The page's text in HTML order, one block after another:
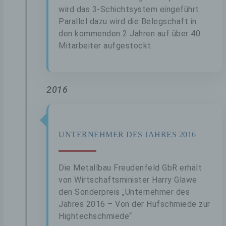
wird das 3-Schichtsystem eingeführt.
Parallel dazu wird die Belegschaft in
den kommenden 2 Jahren auf über 40
Mitarbeiter aufgestockt.
2016
UNTERNEHMER DES JAHRES 2016
Die Metallbau Freudenfeld GbR erhält
von Wirtschaftsminister Harry Glawe
den Sonderpreis „Unternehmer des
Jahres 2016 – Von der Hufschmiede zur
Hightechschmiede“
Durch den Einsatz von Cookies kann den
Nutzern dieser Internetseite nutzerfreundlichere
Services bereitstellen, die ohne die Cookie-
und Angebote auf unserer Internetseite im
ermöglichen uns, wie bereits erwähnt, die
Benutzer unserer Internetseite
wiederzuerkennen. Zweck dieser
Wiedererkennung ist es, den Nutzern die
Verwendung unserer Internetseite zu
die Cookies verwendet, muss beispielsweise
nicht bei jedem Besuch der Internetseite erneut
seine Zugangsdaten eingeben, weil dies von
der Internetseite und dem auf dem
Cookie übernommen wird. Ein weiteres